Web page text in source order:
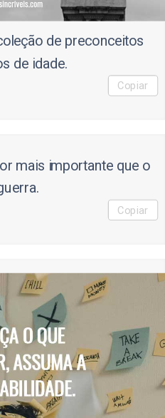
de preconceitos
de idade.
Copiar
mais importante que o
Copiar